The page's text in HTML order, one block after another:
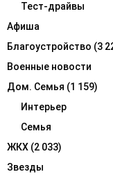
Тест-драйвы
Афиша
Благоустройство (3
Военные новости
Дом. Семья (1 159)
Интерьер
Семья
ЖКХ (2 033)
Звезды